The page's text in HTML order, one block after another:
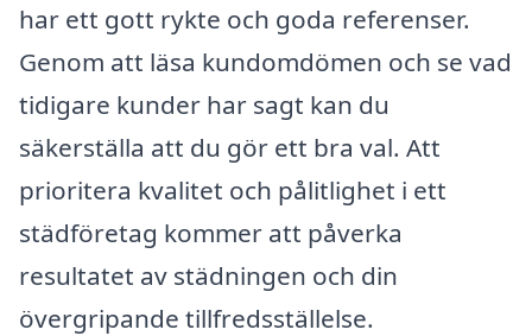
har ett gott rykte och goda referenser.
Genom att läsa kundomdömen och se vad
tidigare kunder har sagt kan du
säkerställa att du gör ett bra val. Att
prioritera kvalitet och pålitlighet i ett
städföretag kommer att påverka
resultatet av städningen och din
övergripande tillfredsställelse.